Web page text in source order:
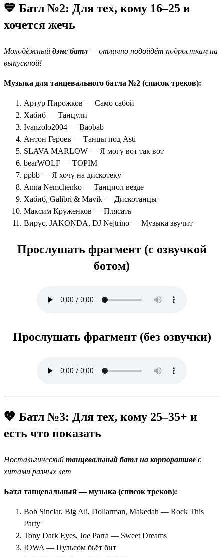
💙 Батл №2: Для тех, кому 16–25 и
хочется жечь
Молодёжный дэнс батл — отлично подойдёт подросткам на
выпускной!
Музыка для танцевального батла №2 (список треков):
Артур Пирожков — Само сабой
Хабиб — Танцули
Ivanzolo2004 — Baobab
Антон Героев — Танцы под Asti
SLAVA MARLOW — Я могу вот так вот
bearWOLF — TOPIM
ppbb — Я хочу на дискотеку
Anna Nemchenko — Танцпол везде
Хабиб, Galibri & Mavik — Дискотанцы
Максим Круженков — Плясать
Вирус, JAKONDA, DJ Nejtrino — Музыка звучит
Прослушать фрагмент (с озвучкой
ботом)
Прослушать фрагмент (без озвучки)
💖 Батл №3: Для тех, кому 25–35+ и
есть что показать
Ностальгический танцевальный батл на корпоративе с
хитами разных лет
Батл танцевальный — музыка (список треков):
Bob Sinclar, Big Ali, Dollarman, Makedah — Rock This
Party
Tony Dark Eyes, Joe Parra — Sweet Dreams
IOWA — Пульсом бьёт бит